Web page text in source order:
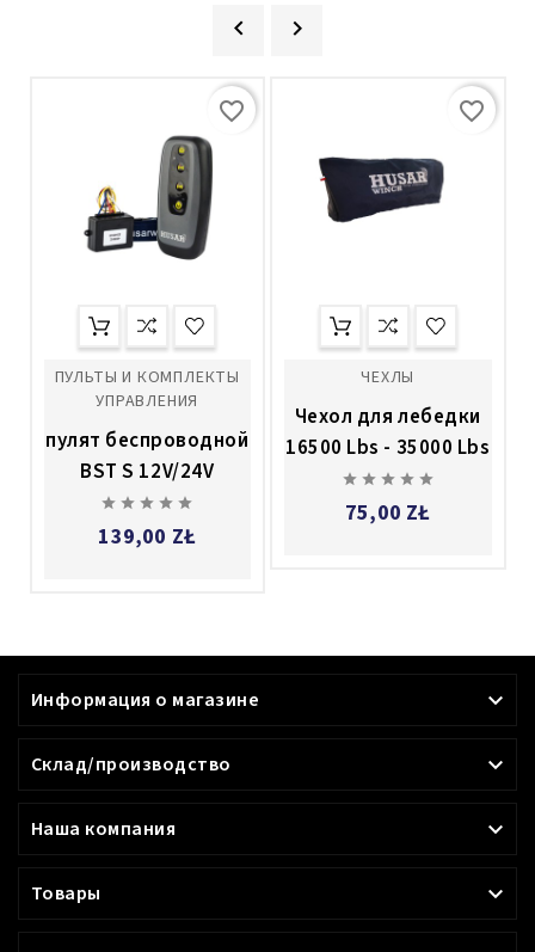
 
ПУЛЬТЫ И КОМПЛЕКТЫ
УПРАВЛЕНИЯ
пулят беспроводной
BST S 12V/24V
    
139,00 ZŁ
favorite_border
ЧЕХЛЫ
Чехол для лебедки
16500 Lbs - 35000 Lbs
    
75,00 ZŁ
favorite_border
Информация о магазине 
Склад/производство 
Наша компания 
Товары 